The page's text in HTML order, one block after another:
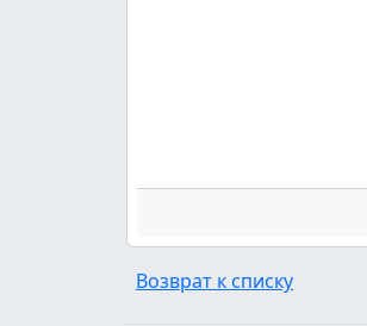
Возврат к списку